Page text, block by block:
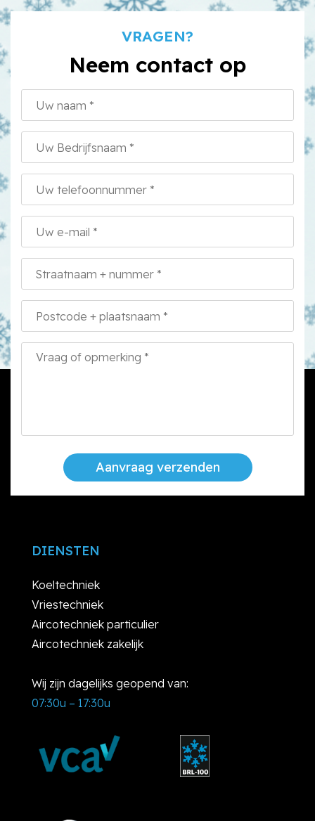
VRAGEN?
Neem contact op
Aanvraag verzenden
DIENSTEN
Koeltechniek
Vriestechniek
Aircotechniek particulier
Aircotechniek zakelijk
Wij zijn dagelijks geopend van:
07:30u – 17:30u